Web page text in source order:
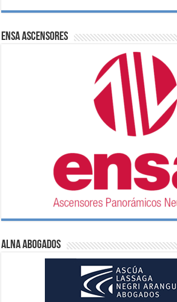
ENSA Ascensores
ALNA Abogados